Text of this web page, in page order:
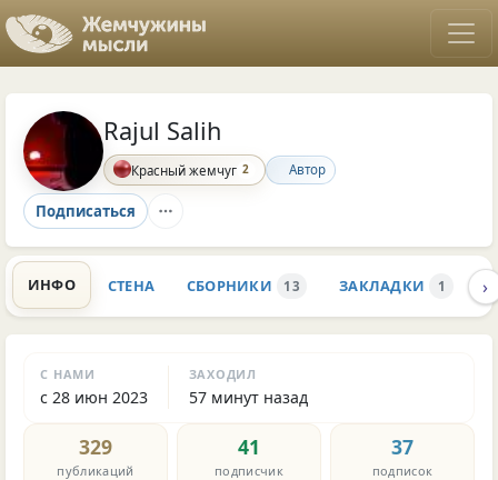
Rajul Salih
Красный жемчуг 2 Автор
Подписаться
ИНФО СТЕНА СБОРНИКИ 13 ЗАКЛАДКИ 1 ›
С НАМИ
с 28 июн 2023
ЗАХОДИЛ
57 минут назад
329
публикаций
41
подписчик
37
подписок